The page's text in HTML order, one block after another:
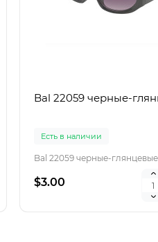
Bal 22059 черные-
Есть в наличии
Bal 22059 черные-глянцевые
$3.00